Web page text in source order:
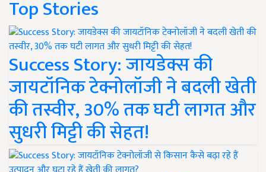
Top Stories
Success Story: जायडेक्स की
जायटॉनिक टेक्नोलॉजी ने बदली खेती
की तस्वीर, 30% तक घटी लागत और
सुधरी मिट्टी की सेहत!